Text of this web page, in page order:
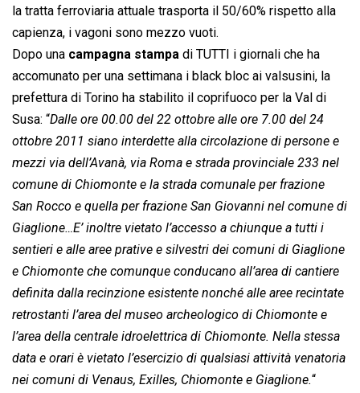
la tratta ferroviaria attuale trasporta il 50/60% rispetto alla
capienza, i vagoni sono mezzo vuoti.
Dopo una campagna stampa di TUTTI i giornali che ha
accomunato per una settimana i black bloc ai valsusini, la
prefettura di Torino ha stabilito il coprifuoco per la Val di
Susa: “Dalle ore 00.00 del 22 ottobre alle ore 7.00 del 24
ottobre 2011 siano interdette alla circolazione di persone e
mezzi via dell’Avanà, via Roma e strada provinciale 233 nel
comune di Chiomonte e la strada comunale per frazione
San Rocco e quella per frazione San Giovanni nel comune di
Giaglione…E’ inoltre vietato l’accesso a chiunque a tutti i
sentieri e alle aree prative e silvestri dei comuni di Giaglione
e Chiomonte che comunque conducano all’area di cantiere
definita dalla recinzione esistente nonché alle aree recintate
retrostanti l’area del museo archeologico di Chiomonte e
l’area della centrale idroelettrica di Chiomonte. Nella stessa
data e orari è vietato l’esercizio di qualsiasi attività venatoria
nei comuni di Venaus, Exilles, Chiomonte e Giaglione.“